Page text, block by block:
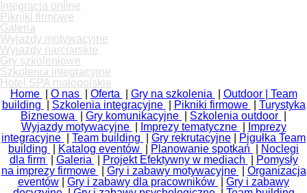
Integracja online
Pikniki firmowe
Galeria
Wyjazdy motywacyjne
Wyjazdy narciarskie
Gry szkoleniowe
Szkolenia integracyjne
Hotel SPA małopolskie
Home
O nas Oferta Gry na szkolenia
Outdoor | Team
building
Szkolenia integracyjne Pikniki firmowe
Turystyka
Biznesowa
Gry komunikacyjne Szkolenia outdoor
Wyjazdy motywacyjne
Imprezy tematyczne
Imprezy
integracyjne
Team building Gry rekrutacyjne
Pigułka Team
building
Katalog eventów Planowanie spotkań
Noclegi
dla firm
Galeria Projekt Efektywny w mediach
Pomysły
na imprezy firmowe
Gry i zabawy motywacyjne
Organizacja
eventów
Gry i zabawy dla pracowników
Gry i zabawy